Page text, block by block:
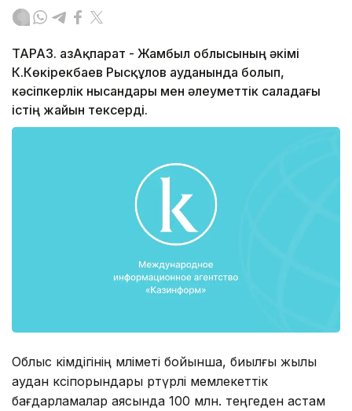
ТАРАЗ. ҚазАқпарат - Жамбыл облысының әкімі
К.Көкірекбаев Рысқұлов ауданында болып,
кәсіпкерлік нысандары мен әлеуметтік саладағы
істің жайын тексерді.
Облыс әкімдігінің мәліметі бойынша, биылғы жылы
аудан кәсіпорындары әртүрлі мемлекеттік
бағдарламалар аясында 100 млн. теңгеден астам